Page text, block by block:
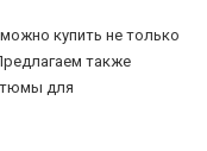
купить не только
также
для